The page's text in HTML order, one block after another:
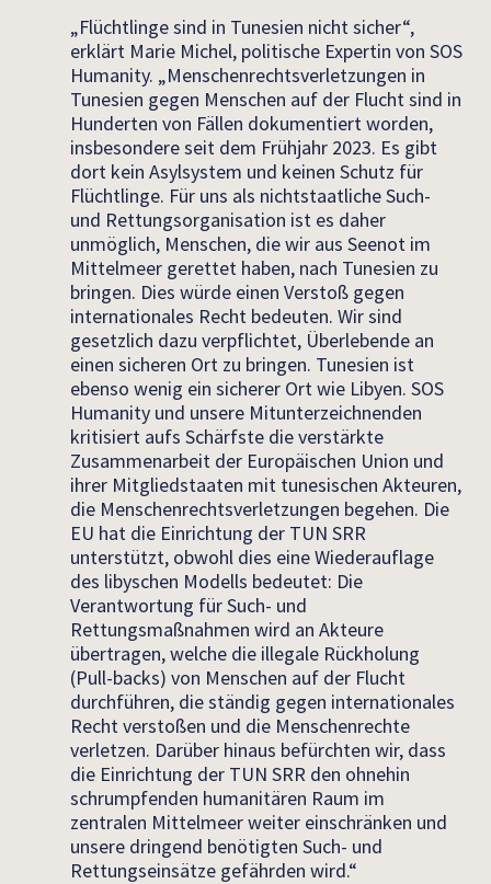
„Flüchtlinge sind in Tunesien nicht sicher“,
erklärt Marie Michel, politische Expertin von SOS
Humanity. „Menschenrechtsverletzungen in
Tunesien gegen Menschen auf der Flucht sind in
Hunderten von Fällen dokumentiert worden,
insbesondere seit dem Frühjahr 2023. Es gibt
dort kein Asylsystem und keinen Schutz für
Flüchtlinge. Für uns als nichtstaatliche Such-
und Rettungsorganisation ist es daher
unmöglich, Menschen, die wir aus Seenot im
Mittelmeer gerettet haben, nach Tunesien zu
bringen. Dies würde einen Verstoß gegen
internationales Recht bedeuten. Wir sind
gesetzlich dazu verpflichtet, Überlebende an
einen sicheren Ort zu bringen. Tunesien ist
ebenso wenig ein sicherer Ort wie Libyen. SOS
Humanity und unsere Mitunterzeichnenden
kritisiert aufs Schärfste die verstärkte
Zusammenarbeit der Europäischen Union und
ihrer Mitgliedstaaten mit tunesischen Akteuren,
die Menschenrechtsverletzungen begehen. Die
EU hat die Einrichtung der TUN SRR
unterstützt, obwohl dies eine Wiederauflage
des libyschen Modells bedeutet: Die
Verantwortung für Such- und
Rettungsmaßnahmen wird an Akteure
übertragen, welche die illegale Rückholung
(Pull-backs) von Menschen auf der Flucht
durchführen, die ständig gegen internationales
Recht verstoßen und die Menschenrechte
verletzen. Darüber hinaus befürchten wir, dass
die Einrichtung der TUN SRR den ohnehin
schrumpfenden humanitären Raum im
zentralen Mittelmeer weiter einschränken und
unsere dringend benötigten Such- und
Rettungseinsätze gefährden wird.“